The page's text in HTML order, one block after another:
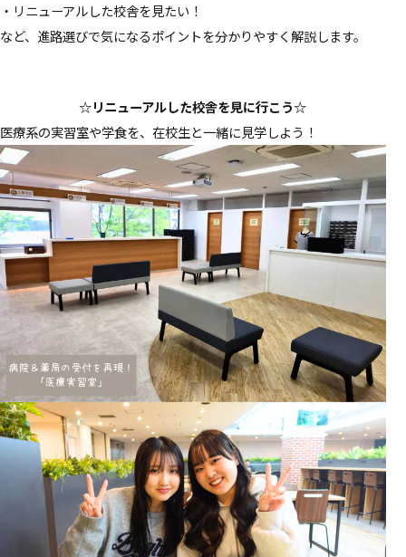
・リニューアルした校舎を見たい！
など、進路選びで気になるポイントを分かりやすく解説します。
☆リニューアルした校舎を見に行こう☆
医療系の実習室や学食を、在校生と一緒に見学しよう！